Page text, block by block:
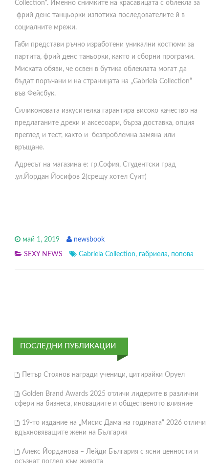
Collection“. Именно снимките на красавицата с облекла за
фрий денс танцьорки изпотиха последователите й в
социалните мрежи.
Габи представи ръчно изработени уникални костюми за
партита, фрий денс таньорки, както и сборни програми.
Миската обяви, че освен в бутика облеклата могат да
бъдат поръчани и на страницата на „Gabriela Collection“
във Фейсбук.
Силиконовата изкусителка гарантира високо качество на
предлаганите дрехи и аксесоари, бърза доставка, опция
преглед и тест, както и безпроблемна замяна или
връщане.
Адресът на магазина е: гр.София, Студентски град
.ул.Йордан Йосифов 2(срещу хотел Суит)
май 1, 2019 newsbook
SEXY NEWS Gabriela Collection, габриела, попова
ПОСЛЕДНИ ПУБЛИКАЦИИ
Петър Стоянов награди ученици, цитирайки Оруел
Golden Brand Awards 2025 отличи лидерите в различни
сфери на бизнеса, иновациите и общественото влияние
19-то издание на „Мисис Дама на годината“ 2026 отличи
вдъхновяващите жени на България
Алекс Йорданова – Лейди България с ясни ценности и
осъзнат поглед към живота